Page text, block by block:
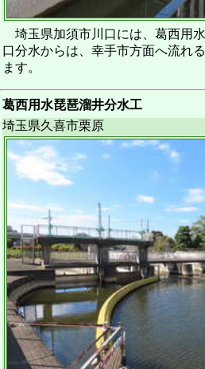
埼玉県加須市川口には、葛西用水
口分水からは、幸手市方面へ流れ
ます。
葛西用水琵琶溜井分水工
埼玉県久喜市栗原